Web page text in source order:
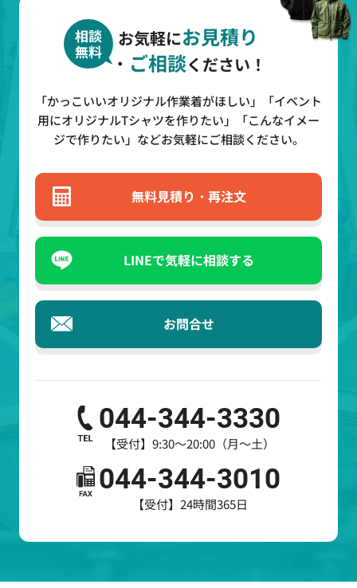
相談
無料
お気軽にお見積り
・ ご相談ください！
「かっこいいオリジナル作業着がほしい」「イベント
用にオリジナルTシャツを作りたい」
「こんなイメー
ジで作りたい」などお気軽にご相談ください。
無料見積り・再注文
LINEで気軽に相談する
お問合せ
044-344-3330
【受付】9:30～20:00（月～土）
044-344-3010
【受付】24時間365日